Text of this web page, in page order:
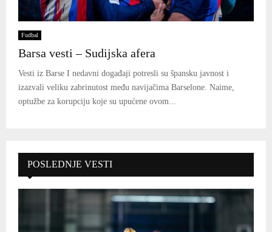
Fudbal
Barsa vesti – Sudijska afera
Vesti iz Barse I nedavni događaji potresli su špansku javnost i
izazvali veliku zabrinutost među navijačima Barselone. Naime,
optužbe za korupciju koje su upućene ovom...
POSLEDNJE VESTI